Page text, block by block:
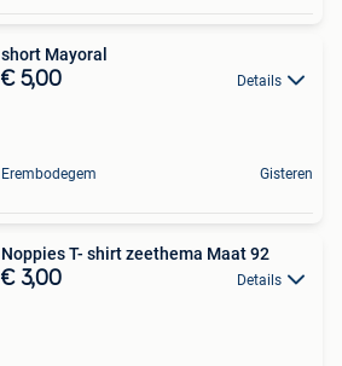
short Mayoral
€ 5,00 Details
Erembodegem Gisteren
Noppies T- shirt zeethema Maat 92
€ 3,00 Details